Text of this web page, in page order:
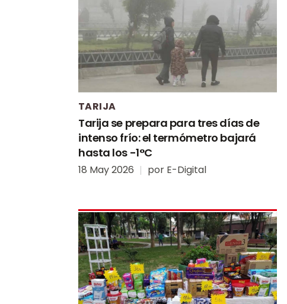
TARIJA
Tarija se prepara para tres días de
intenso frío: el termómetro bajará
hasta los -1°C
18 May 2026 por E-Digital